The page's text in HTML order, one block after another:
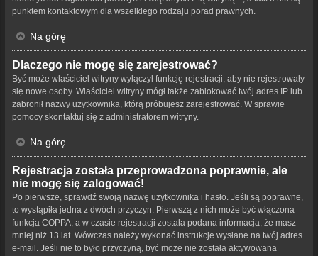
punktem kontaktowym dla wszelkiego rodzaju porad prawnych.
Na górę
Dlaczego nie mogę się zarejestrować?
Być może właściciel witryny wyłączył funkcję rejestracji, aby nie rejestrowały
się nowe osoby. Właściciel witryny mógł także zablokować twój adres IP lub
zabronił nazwy użytkownika, którą próbujesz zarejestrować. W sprawie
pomocy skontaktuj się z administratorem witryny.
Na górę
Rejestracja została przeprowadzona poprawnie, ale
nie mogę się zalogować!
Po pierwsze, sprawdź swoją nazwę użytkownika i hasło. Jeśli są poprawne,
to wystąpiła jedna z dwóch przyczyn. Pierwszą z nich może być włączona
funkcja COPPA, a w czasie rejestracji została podana informacja, że masz
mniej niż 13 lat. Wówczas należy wykonać instrukcje wysłane na twój adres
e-mail. Jeśli nie to było przyczyną, być może nie została aktywowana